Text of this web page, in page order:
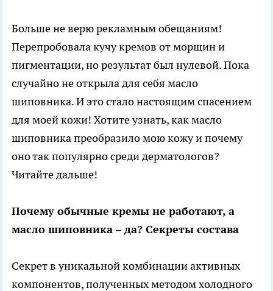
Больше не верю рекламным обещаниям!
Перепробовала кучу кремов от морщин и
пигментации, но результат был нулевой. Пока
случайно не открыла для себя масло
шиповника. И это стало настоящим спасением
для моей кожи! Хотите узнать, как масло
шиповника преобразило мою кожу и почему
оно так популярно среди дерматологов?
Читайте дальше!
Почему обычные кремы не работают, а
масло шиповника – да? Секреты состава
Секрет в уникальной комбинации активных
компонентов, полученных методом холодного